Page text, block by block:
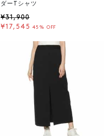
ダーTシャツ
¥31,900
¥17,545 45% OFF